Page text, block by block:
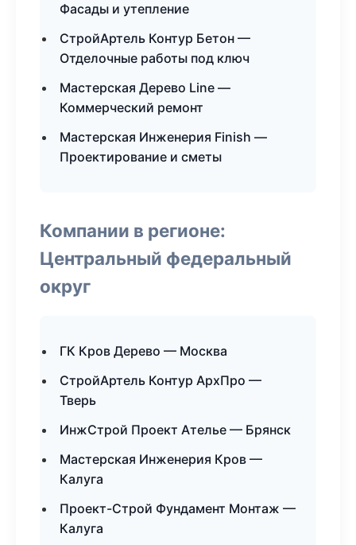
Фасады и утепление
СтройАртель Контур Бетон —
Отделочные работы под ключ
Мастерская Дерево Line —
Коммерческий ремонт
Мастерская Инженерия Finish —
Проектирование и сметы
Компании в регионе:
Центральный федеральный
округ
ГК Кров Дерево — Москва
СтройАртель Контур АрхПро —
Тверь
ИнжСтрой Проект Ателье — Брянск
Мастерская Инженерия Кров —
Калуга
Проект-Строй Фундамент Монтаж —
Калуга